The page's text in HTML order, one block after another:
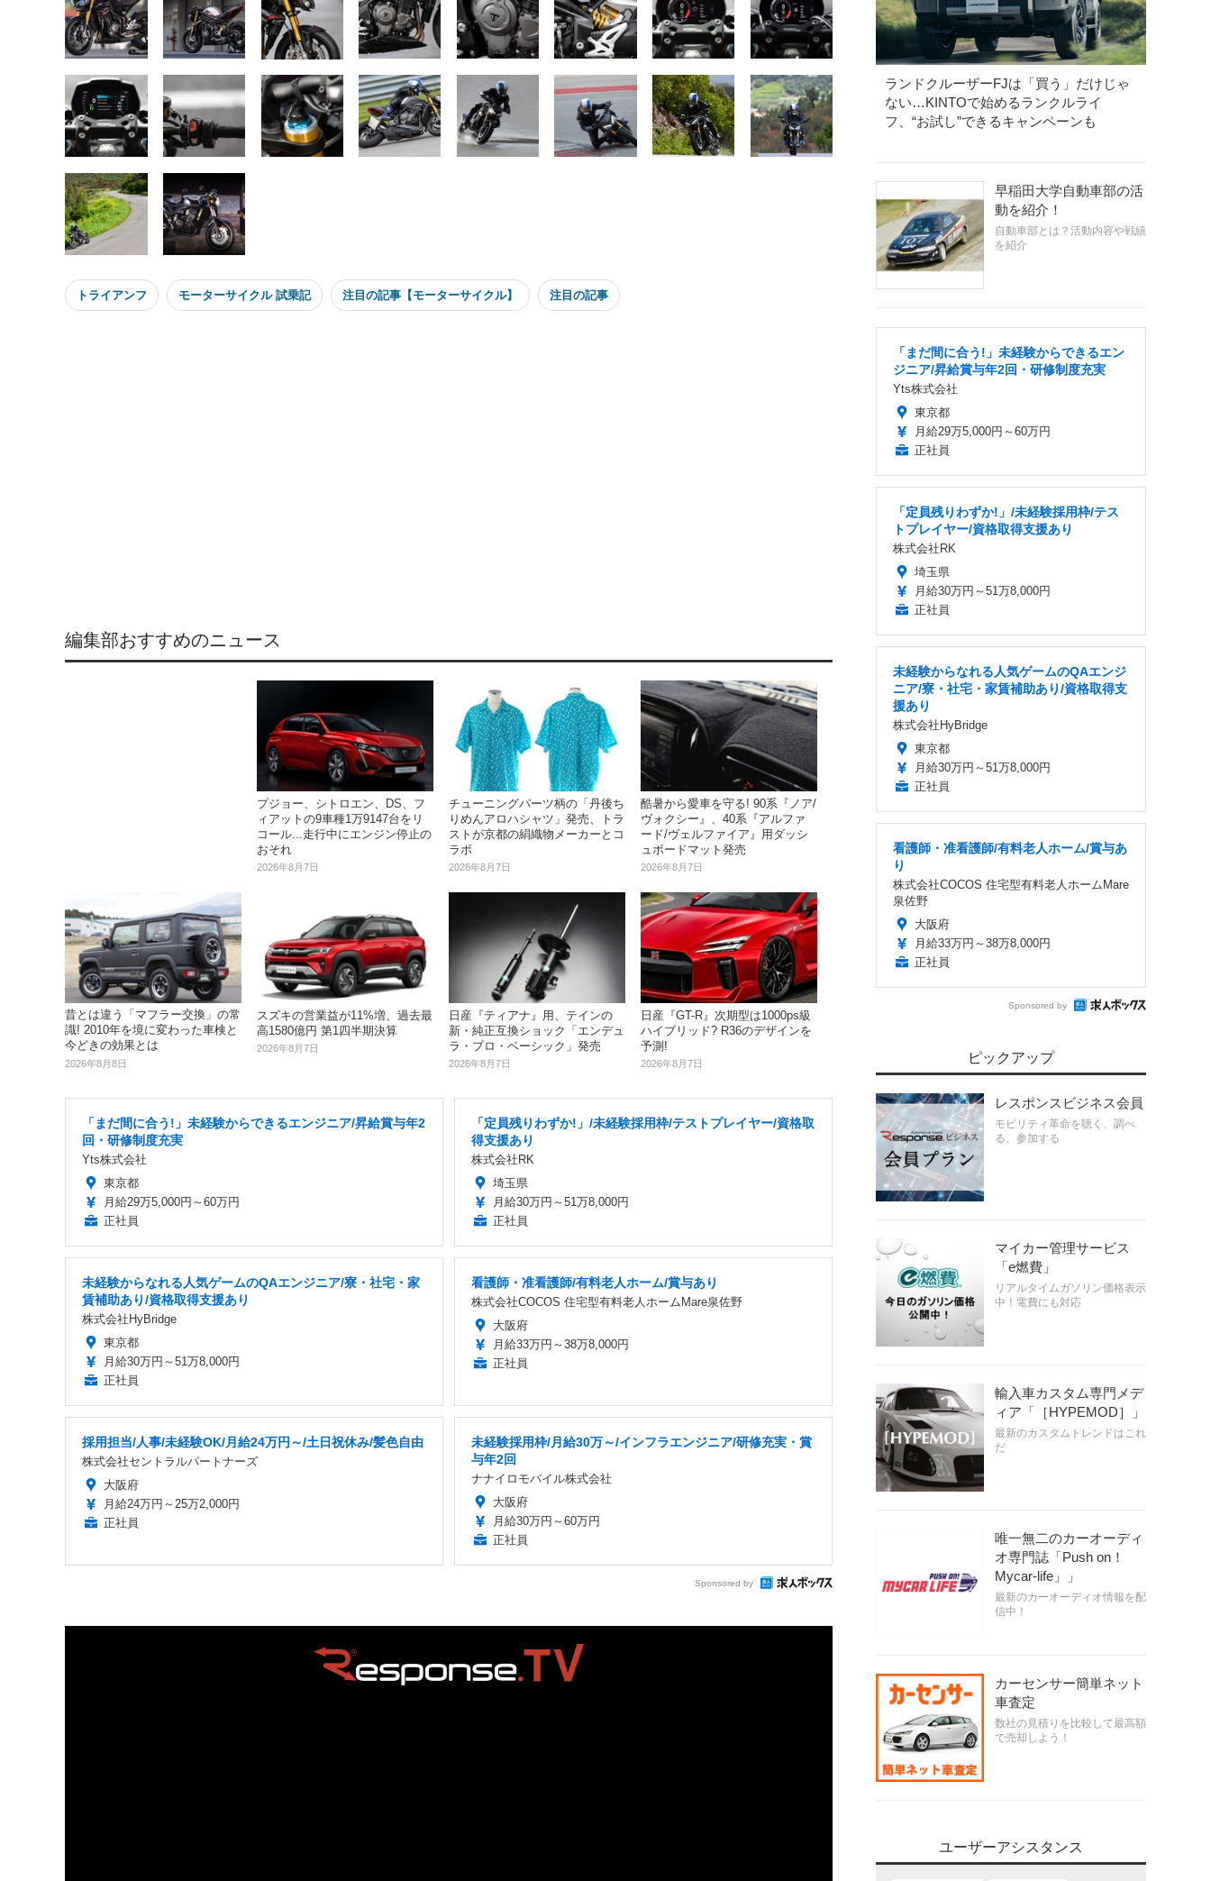
トライアンフ モーターサイクル 試乗記 注目の記事【モーターサイクル】 注目の記事
編集部おすすめのニュース
プジョー、シトロエン、DS、フ
ィアットの9車種1万9147台をリ
コール...走行中にエンジン停止の
おそれ
2026年8月7日
チューニングパーツ柄の「丹後ち
りめんアロハシャツ」発売、トラ
ストが京都の絹織物メーカーとコ
ラボ
2026年8月7日
酷暑から愛車を守る! 90系『ノア/
ヴォクシー』、40系『アルファ
ード/ヴェルファイア』用ダッシ
ュボードマット発売
2026年8月7日
昔とは違う「マフラー交換」の常
識! 2010年を境に変わった車検と
今どきの効果とは
2026年8月8日
スズキの営業益が11%増、過去最
高1580億円 第1四半期決算
2026年8月7日
日産『ティアナ』用、テインの
新・純正互換ショック「エンデュ
ラ・プロ・ベーシック」発売
2026年8月7日
日産『GT-R』次期型は1000ps級
ハイブリッド? R36のデザインを
予測!
2026年8月7日
「まだ間に合う!」未経験からできるエンジニア/昇給賞与年2
回・研修制度充実
Yts株式会社
東京都
月給29万5,000円～60万円
正社員
「定員残りわずか!」/未経験採用枠/テストプレイヤー/資格取
得支援あり
株式会社RK
埼玉県
月給30万円～51万8,000円
正社員
未経験からなれる人気ゲームのQAエンジニア/寮・社宅・家
賃補助あり/資格取得支援あり
株式会社HyBridge
東京都
月給30万円～51万8,000円
正社員
看護師・准看護師/有料老人ホーム/賞与あり
株式会社COCOS 住宅型有料老人ホームMare泉佐野
大阪府
月給33万円～38万8,000円
正社員
採用担当/人事/未経験OK/月給24万円～/土日祝休み/髪色自由
株式会社セントラルパートナーズ
大阪府
月給24万円～25万2,000円
正社員
未経験採用枠/月給30万～/インフラエンジニア/研修充実・賞
与年2回
ナナイロモバイル株式会社
大阪府
月給30万円～60万円
正社員
Sponsored by
ランドクルーザーFJは「買う」だけじゃ
ない…KINTOで始めるランクルライ
フ、“お試し”できるキャンペーンも
早稲田大学自動車部の活
動を紹介！
自動車部とは？活動内容や戦績
を紹介
「まだ間に合う!」未経験からできるエン
ジニア/昇給賞与年2回・研修制度充実
Yts株式会社
東京都
月給29万5,000円～60万円
正社員
「定員残りわずか!」/未経験採用枠/テス
トプレイヤー/資格取得支援あり
株式会社RK
埼玉県
月給30万円～51万8,000円
正社員
未経験からなれる人気ゲームのQAエンジ
ニア/寮・社宅・家賃補助あり/資格取得支
援あり
株式会社HyBridge
東京都
月給30万円～51万8,000円
正社員
看護師・准看護師/有料老人ホーム/賞与あ
り
株式会社COCOS 住宅型有料老人ホームMare
泉佐野
大阪府
月給33万円～38万8,000円
正社員
Sponsored by
ピックアップ
レスポンスビジネス会員
モビリティ革命を聴く、調べ
る、参加する
マイカー管理サービス
「e燃費」
リアルタイムガソリン価格表示
中！電費にも対応
輸入車カスタム専門メデ
ィア「［HYPEMOD］」
最新のカスタムトレンドはこれ
だ
唯一無二のカーオーディ
オ専門誌「Push on！
Mycar-life」」
最新のカーオーディオ情報を配
信中！
カーセンサー簡単ネット
車査定
数社の見積りを比較して最高額
で売却しよう！
ユーザーアシスタンス